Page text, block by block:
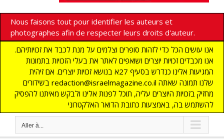
Nous faisons tout pour identifier les auteurs et
photographes afin de respecter leurs droits d'auteur.
אנו עושים הכל כדי לזהות סופרים וצלמים על מנת לכבד את זכויותיהם.
אנו מכבדים זכויות יוצרים ושואפים לאתר את בעלי הזכויות בתמונות
המגיעות אלינו כנדרש בסעיף 27א בנושא זכויות יוצרים. אם זיהית
בשידורים redaction@israelmagazine.co.il שלנו תמונה שאתה
מחזיק בזכויות היוצרים עליה, תוכל לפנות אלינו ולבקש מאיתנו להפסיק
להשתמש בה, באמצעות כתובת הדואר האלקטרוני
Aller à...